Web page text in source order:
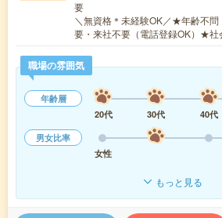
要
＼無資格＊未経験OK／★年齢不
要・来社不要（電話登録OK）★
職場の雰囲気
年齢層
20代
30代 40代
男女比率
女性
もっと見る